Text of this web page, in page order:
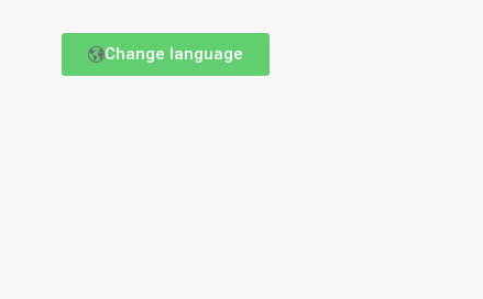
Change language